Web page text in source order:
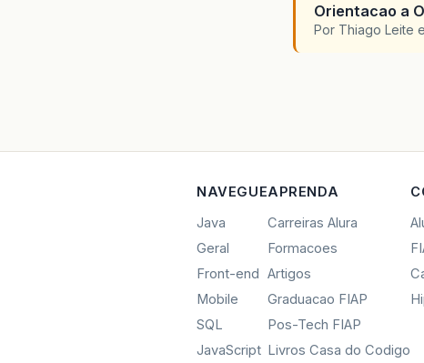
Orientacao a
Por Thiago Leite
NAVEGUE
Java
Geral
Front-end
Mobile
SQL
JavaScript
APRENDA
Carreiras Alura
Formacoes
Artigos
Graduacao FIAP
Pos-Tech FIAP
Livros Casa do Codigo